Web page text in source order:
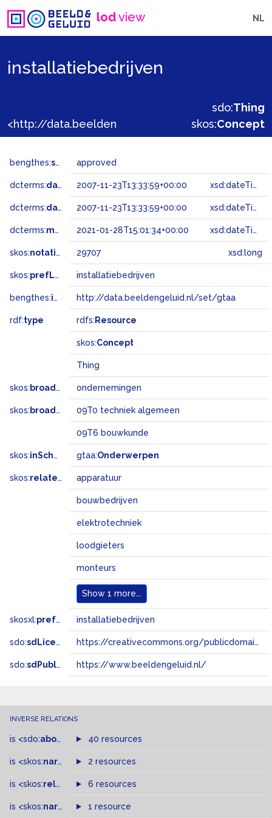
lodview NL
installatiebedrijven
sdo:Thing
skos:Concept
bengthes:status approved
dcterms:dateAccepted 2007-11-23T13:33:59+00:00 xsd:dateTime
dcterms:dateSubmitted 2007-11-23T13:33:59+00:00 xsd:dateTime
dcterms:modified 2021-01-28T15:01:34+00:00 xsd:dateTime
skos:notation 29707 xsd:long
skos:prefLabel installatiebedrijven
bengthes:inSet http://data.beeldengeluid.nl/set/gtaa
rdf:type rdfs: Resource
skos:Concept
Thing
skos: broader ondernemingen
skos: broadMatch 09T0 techniek algemeen
09T6 bouwkunde
skos:inScheme gtaa:Onderwerpen
skos:related apparatuur
bouwbedrijven
elektrotechniek
loodgieters
monteurs
Show 1 more...
skosxl:prefLabel installatiebedrijven
sdo:sdLicense https://creativecommons.org/publicdomain/zero/1.0/
sdo:sdPublisher https://www.beeldengeluid.nl/
INVERSE RELATIONS
is <sdo:about of 40 resources
is <skos:narrowMatch >of
2 resources
is <skos:related > of
6 resources
is <skos:narrower >of
1 resource